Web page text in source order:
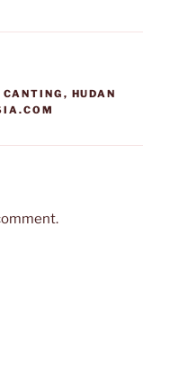
CANTING , HUDAN